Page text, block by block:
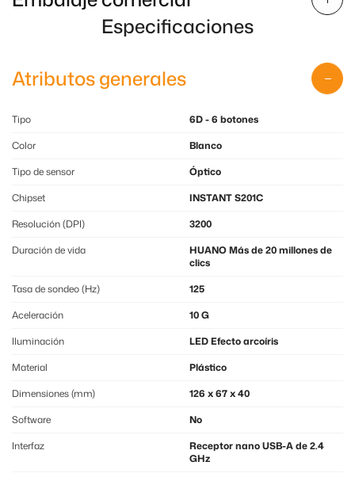
Especificaciones
Atributos generales
Tipo
6D - 6 botones
Color
Blanco
Tipo de sensor
Óptico
Chipset
INSTANT S201C
Resolución (DPI)
3200
Duración de vida
HUANO Más de 20 millones de
clics
Tasa de sondeo (Hz)
125
Aceleración
10 G
Iluminación
LED Efecto arcoíris
Material
Plástico
Dimensiones (mm)
126 x 67 x 40
Software
No
Interfaz
Receptor nano USB-A de 2.4
GHz